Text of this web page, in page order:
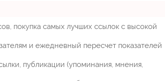
покупка самых лучших ссылок с высокой
и ежедневный пересчет показателей
публикации (упоминания, мнения,